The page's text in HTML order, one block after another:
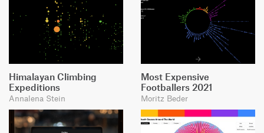
Himalayan Climbing
Expeditions
Annalena Stein
Most Expensive
Footballers 2021
Moritz Beder